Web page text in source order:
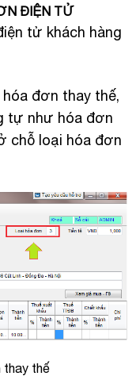
ĐIỆN TỬ
tử khách hàng
đơn thay thế,
tự như hóa đơn
chỗ loại hóa đơn
thay thế